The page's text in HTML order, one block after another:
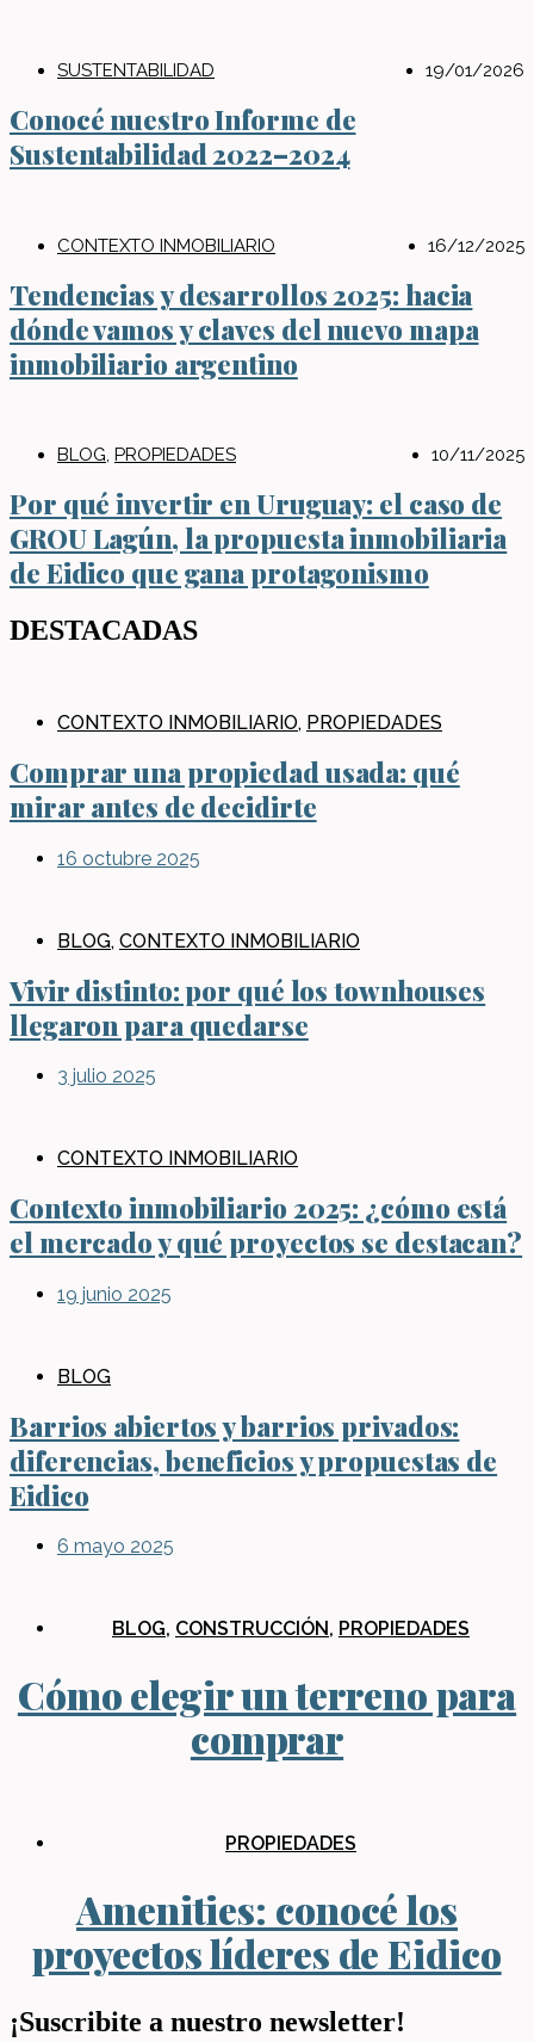
SUSTENTABILIDAD 19/01/2026
Conocé nuestro Informe de
Sustentabilidad 2022–2024
CONTEXTO INMOBILIARIO 16/12/2025
Tendencias y desarrollos 2025: hacia
dónde vamos y claves del nuevo mapa
inmobiliario argentino
BLOG, PROPIEDADES 10/11/2025
Por qué invertir en Uruguay: el caso de
GROU Lagún, la propuesta inmobiliaria
de Eidico que gana protagonismo
DESTACADAS
CONTEXTO INMOBILIARIO, PROPIEDADES
Comprar una propiedad usada: qué
mirar antes de decidirte
16 octubre 2025
BLOG, CONTEXTO INMOBILIARIO
Vivir distinto: por qué los townhouses
llegaron para quedarse
3 julio 2025
CONTEXTO INMOBILIARIO
Contexto inmobiliario 2025: ¿cómo está
el mercado y qué proyectos se destacan?
19 junio 2025
BLOG
Barrios abiertos y barrios privados:
diferencias, beneficios y propuestas de
Eidico
6 mayo 2025
BLOG, CONSTRUCCIÓN , PROPIEDADES
Cómo elegir un terreno para
comprar
PROPIEDADES
Amenities: conocé los
proyectos líderes de Eidico
¡Suscribite a nuestro newsletter!